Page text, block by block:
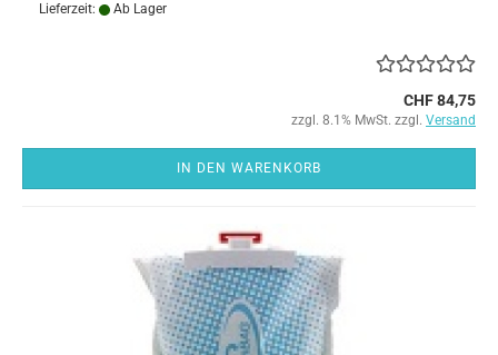
Lieferzeit:
Ab Lager
CHF 84,75
zzgl. 8.1% MwSt. zzgl. Versand
IN DEN WARENKORB